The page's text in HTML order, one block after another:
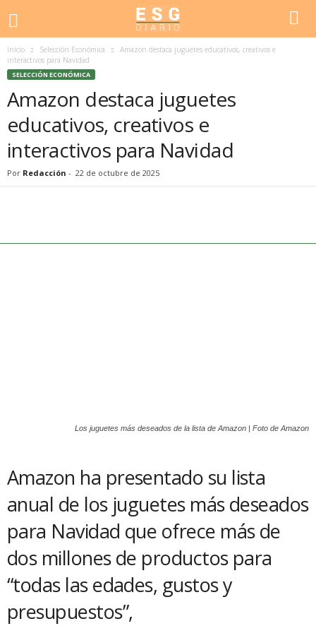
Inicio Selección Económica
Amazon destaca juguetes educativos, creativos e
interactivos para Navidad
SELECCIÓN ECONÓMICA
Amazon destaca juguetes
educativos, creativos e
interactivos para Navidad
Por Redacción - 22 de octubre de 2025
Los juguetes más deseados de la lista de Amazon | Foto de Amazon
Amazon ha presentado su lista
anual de los juguetes más deseados
para Navidad que ofrece más de
dos millones de productos para
“todas las edades, gustos y
presupuestos”,